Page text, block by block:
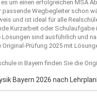
um einen erfolgreichen MSA
passende Wegbegleiter schon
und ist ideal für alle
Kurzarbeit oder Schulaufgabe
Lösungen sind ausführlich und
Prüfung 2025 mit
in Bayern finden Sie die
Bayern 2026 nach